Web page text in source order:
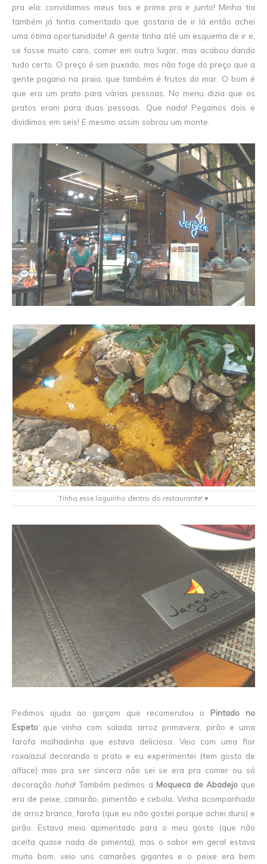
pra ela: convidamos meus tios e prima pra ir junto! Minha tia
também já tinha comentado que gostaria de ir lá então achei
uma ótima oportunidade! A gente tinha até um esquema de ir e,
se fosse muito caro, comer em outro lugar, mas acabou dando
tudo certo. O preço é sim puxado, mas não foge do preço que a
gente pagaria na praia, que também é frutos do mar. O bom é
que era um prato para várias pessoas. No menu dizia que os
pratos eram para duas pessoas. Que nada! Pegamos dois e
dividimos em seis! E mesmo assim sobrou um monte.
Tinha esse laguinho dentro do restaurante! ♥
Pedimos ajuda ao garçom que recomendou o Pintado no
Espeto que vinha com salada, arroz primavera, pirão e uma
farofa molhadinha que estava deliciosa. Veio com uma flor
roxa/azul decorando o prato e eu experimentei (tem gosto de
alface) mas pra ser sincera não sei se era pra comer ou só
decoração haha! Também pedimos a Moqueca de Abadejoque
era de peixe, camarão, pimentão e cebola. Vinha acompanhado
de arroz branco, farofa (que eu não gostei porque achei duro) e
pirão. Estava meio apimentado para o meu gosto (que não
aceita quase nada de pimenta), mas o sabor em geral estava
muito bom, veio uns camarões gigantes e o peixe era bem